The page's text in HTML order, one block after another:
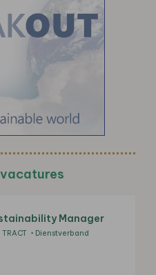
Manager
TRACT Dienstverband